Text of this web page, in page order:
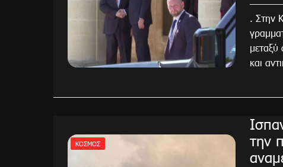
. Στην
μεταξύ
και
ΚΌΣΜΟΣ
την